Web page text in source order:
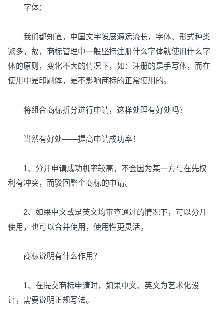
字体：
我们都知道，中国文字发展源远流长，字体、形式种类
繁多，故，商标管理中一般坚持注册什么字体就使用什么字
体的原则，变化不大的情况下，如：注册的是手写体，而在
使用中是印刷体，是不影响商标的正常使用的。
将组合商标折分进行申请，这样处理有好处吗？
当然有好处——提高申请成功率！
1、分开申请成功机率较高，不会因为某一方与在先权
利有冲突，而驳回整个商标的申请。
2、如果中文或是英文均审查通过的情况下，可以分开
使用，也可以合并使用，使用性更灵活。
商标说明有什么作用？
1、在提交商标申请时，如果中文、英文为艺术化设
计，需要说明正规写法。